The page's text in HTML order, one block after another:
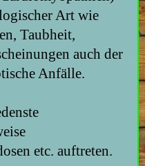
Art wie
Taubheit,
auch der
Anfälle.
etc. auftreten.